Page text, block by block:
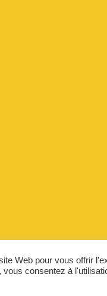
Web pour vous offrir
vous consentez à